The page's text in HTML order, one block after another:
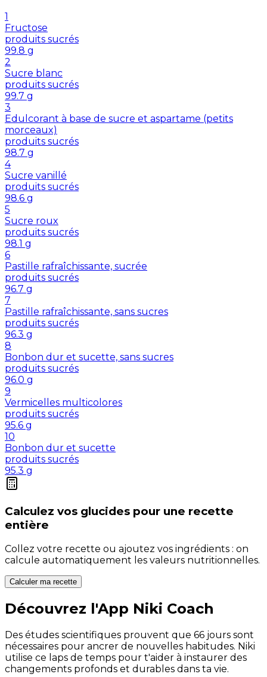
1
Fructose
produits sucrés
99.8 g
2
Sucre blanc
produits sucrés
99.7 g
3
Edulcorant à base de sucre et aspartame (petits
morceaux)
produits sucrés
98.7 g
4
Sucre vanillé
produits sucrés
98.6 g
5
Sucre roux
produits sucrés
98.1 g
6
Pastille rafraîchissante, sucrée
produits sucrés
96.7 g
7
Pastille rafraîchissante, sans sucres
produits sucrés
96.3 g
8
Bonbon dur et sucette, sans sucres
produits sucrés
96.0 g
9
Vermicelles multicolores
produits sucrés
95.6 g
10
Bonbon dur et sucette
produits sucrés
95.3 g
Calculez vos glucides pour une recette
entière
Collez votre recette ou ajoutez vos ingrédients : on
calcule automatiquement les valeurs nutritionnelles.
Calculer ma recette
Découvrez l'App Niki Coach
Des études scientifiques prouvent que 66 jours sont
nécessaires pour ancrer de nouvelles habitudes. Niki
utilise ce laps de temps pour t'aider à instaurer des
changements profonds et durables dans ta vie.